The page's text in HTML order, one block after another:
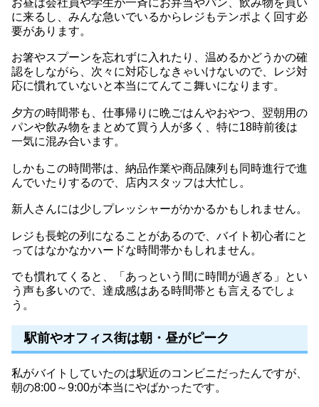
に来るし、みんな急いでいるからレジもテンポよく回す必
要があります。
お箸やスプーンを忘れずに入れたり、温めるかどうかの確
認をしながら、次々に対応しなきゃいけないので、レジ対
応に慣れていないと本当にてんてこ舞いになります。
夕方の時間帯も、仕事帰りに晩ごはんやおやつ、翌朝用の
パンや飲み物をまとめて買う人が多く、特に18時前後は
一気に混み合います。
しかもこの時間帯は、納品作業や商品陳列も同時進行で進
んでいたりするので、店内スタッフは大忙し。
新人さんには少しプレッシャーがかかるかもしれません。
レジも長蛇の列になることがあるので、バイト初心者にと
ってはなかなかハードな時間帯かもしれません。
でも慣れてくると、「あっという間に時間が過ぎる」とい
う声も多いので、達成感はある時間帯とも言えるでしょ
う。
駅前やオフィス街は朝・昼がピーク
私がバイトしていたのは駅近のコンビニだったんですが、
朝の8:00～9:00が本当にやばかったです。